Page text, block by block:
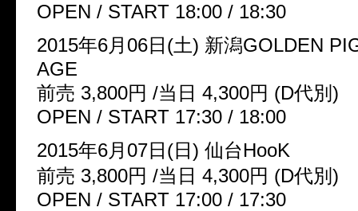
OPEN / START 18:00 / 18:30
2015年6月06日(土) 新潟GOLDEN
AGE
前売 3,800円 /当日 4,300円 (D代別)
OPEN / START 17:30 / 18:00
2015年6月07日(日) 仙台HooK
前売 3,800円 /当日 4,300円 (D代別)
OPEN / START 17:00 / 17:30